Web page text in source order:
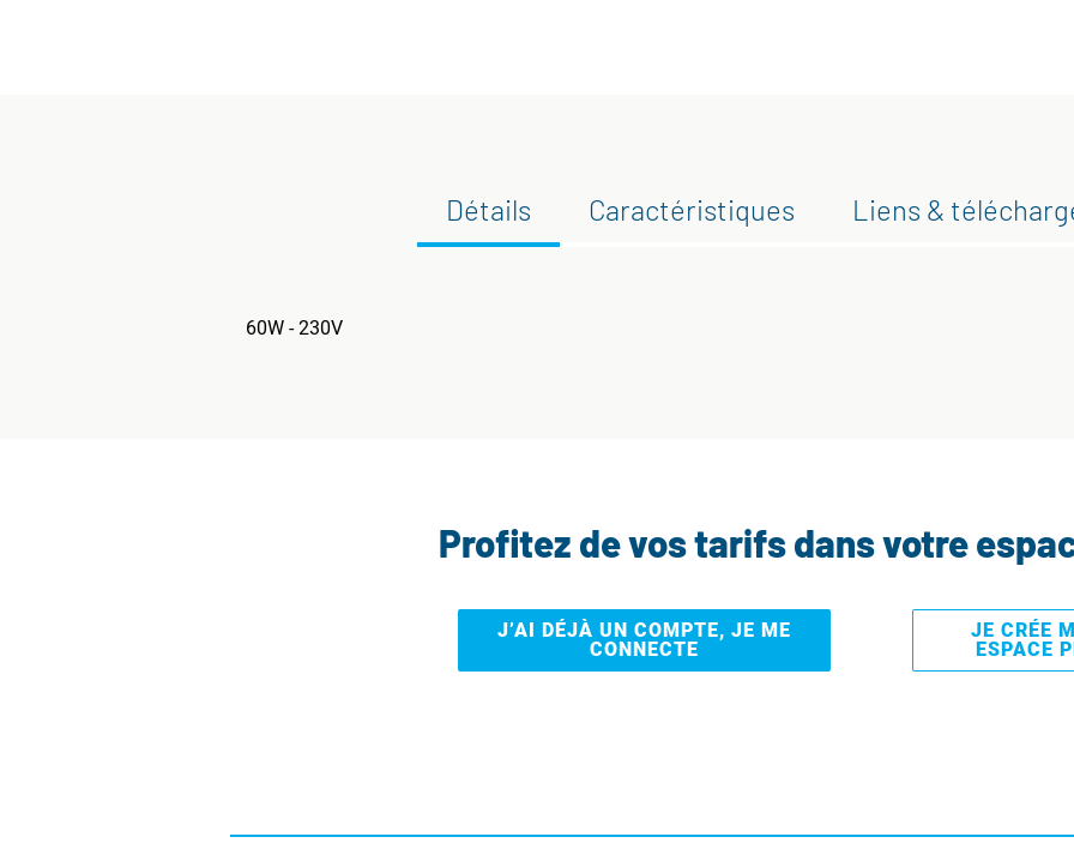
Détails Caractéristiques Liens &
60W - 230V
Profitez de vos tarifs dans votre
J’AI DÉJÀ UN COMPTE, JE ME
CONNECTE
JE CRÉE
ESPACE